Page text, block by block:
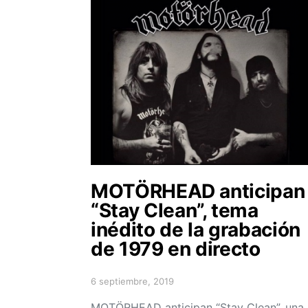
MOTÖRHEAD anticipan
“Stay Clean”, tema
inédito de la grabación
de 1979 en directo
Posted on
6 septiembre, 2019